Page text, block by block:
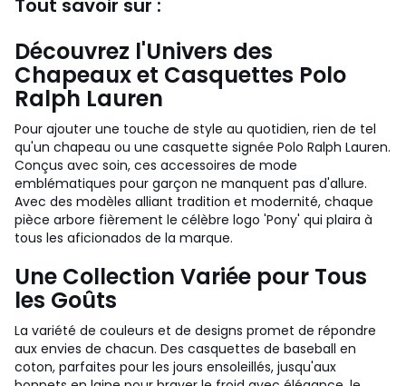
Tout savoir sur :
Découvrez l'Univers des
Chapeaux et Casquettes Polo
Ralph Lauren
Pour ajouter une touche de style au quotidien, rien de tel
qu'un chapeau ou une casquette signée Polo Ralph Lauren.
Conçus avec soin, ces accessoires de mode
emblématiques pour garçon ne manquent pas d'allure.
Avec des modèles alliant tradition et modernité, chaque
pièce arbore fièrement le célèbre logo 'Pony' qui plaira à
tous les aficionados de la marque.
Une Collection Variée pour Tous
les Goûts
La variété de couleurs et de designs promet de répondre
aux envies de chacun. Des casquettes de baseball en
coton, parfaites pour les jours ensoleillés, jusqu'aux